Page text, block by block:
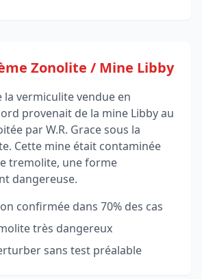
Zonolite / Mine Libby
la vermiculite vendue en
provenait de la mine Libby au
par W.R. Grace sous la
Cette mine était contaminée
tremolite, une forme
dangereuse.
confirmée dans 70% des cas
très dangereux
sans test préalable